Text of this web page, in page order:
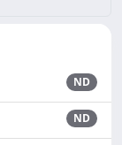
ND
ND